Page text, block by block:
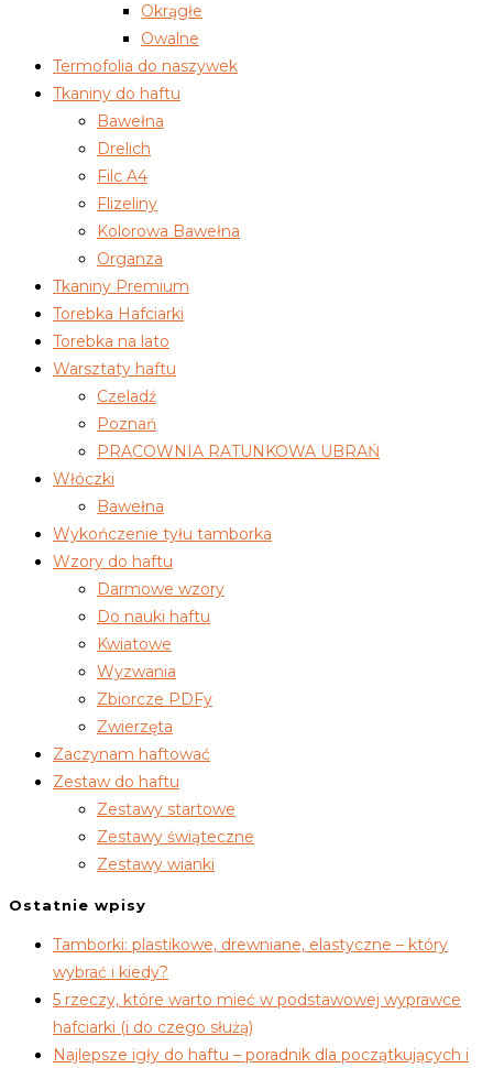
Okrągłe
Owalne
Termofolia do naszywek
Tkaniny do haftu
Bawełna
Drelich
Filc A4
Flizeliny
Kolorowa Bawełna
Organza
Tkaniny Premium
Torebka Hafciarki
Torebka na lato
Warsztaty haftu
Czeladź
Poznań
PRACOWNIA RATUNKOWA UBRAŃ
Włóczki
Bawełna
Wykończenie tyłu tamborka
Wzory do haftu
Darmowe wzory
Do nauki haftu
Kwiatowe
Wyzwania
Zbiorcze PDFy
Zwierzęta
Zaczynam haftować
Zestaw do haftu
Zestawy startowe
Zestawy świąteczne
Zestawy wianki
Ostatnie wpisy
Tamborki: plastikowe, drewniane, elastyczne – który
wybrać i kiedy?
5 rzeczy, które warto mieć w podstawowej wyprawce
hafciarki (i do czego służą)
Najlepsze igły do haftu – poradnik dla początkujących i